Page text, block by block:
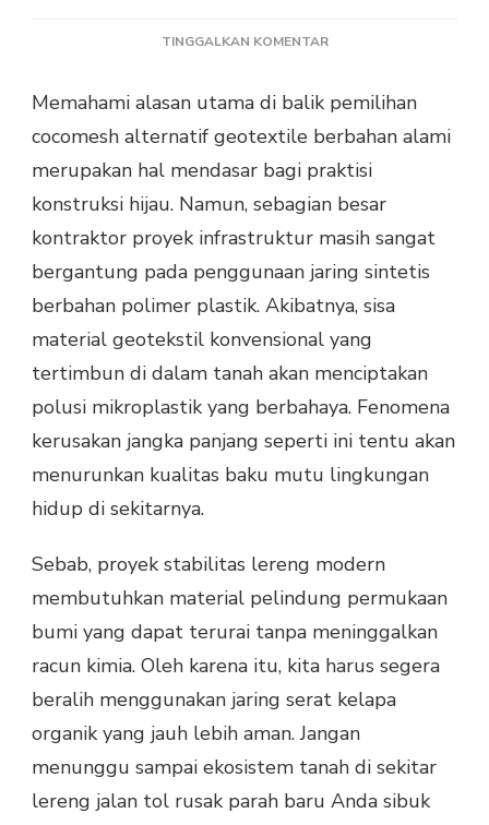
TINGGALKAN KOMENTARPADA
COCOMESH
ALTERNATIF
BERBAHAN
ALAMI
Memahami alasan utama di balik pemilihan
cocomesh alternatif geotextile berbahan alami
merupakan hal mendasar bagi praktisi
konstruksi hijau. Namun, sebagian besar
kontraktor proyek infrastruktur masih sangat
bergantung pada penggunaan jaring sintetis
berbahan polimer plastik. Akibatnya, sisa
material geotekstil konvensional yang
tertimbun di dalam tanah akan menciptakan
polusi mikroplastik yang berbahaya. Fenomena
kerusakan jangka panjang seperti ini tentu akan
menurunkan kualitas baku mutu lingkungan
hidup di sekitarnya.
Sebab, proyek stabilitas lereng modern
membutuhkan material pelindung permukaan
bumi yang dapat terurai tanpa meninggalkan
racun kimia. Oleh karena itu, kita harus segera
beralih menggunakan jaring serat kelapa
organik yang jauh lebih aman. Jangan
menunggu sampai ekosistem tanah di sekitar
lereng jalan tol rusak parah baru Anda sibuk